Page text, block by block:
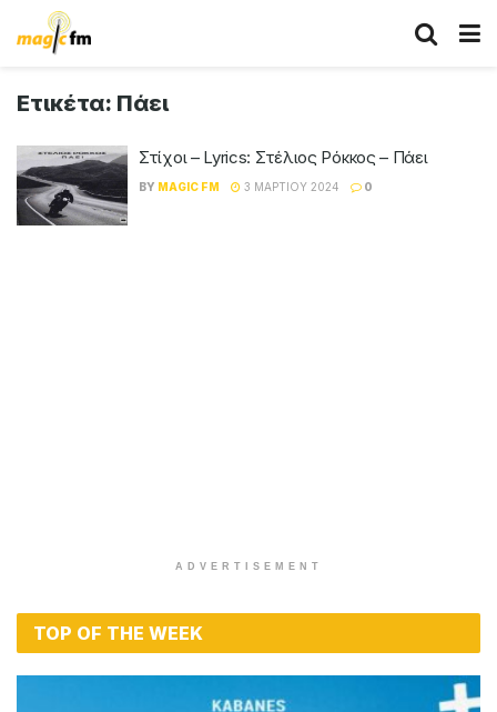
Ετικέτα: Πάει
Στίχοι – Lyrics: Στέλιος Ρόκκος – Πάει
BY MAGIC FM 3 ΜΑΡΤΊΟΥ 2024 0
ADVERTISEMENT
TOP OF THE WEEK